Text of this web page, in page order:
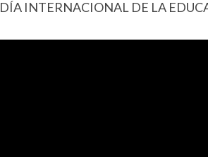
DÍA INTERNACIONAL DE LA